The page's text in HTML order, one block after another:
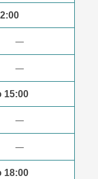
—
—
15:00
—
—
18:00